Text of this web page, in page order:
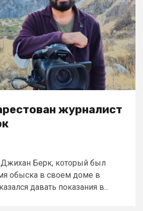
журналист
Джихан Берк, который был
обыска в своем доме в
давать показания в...